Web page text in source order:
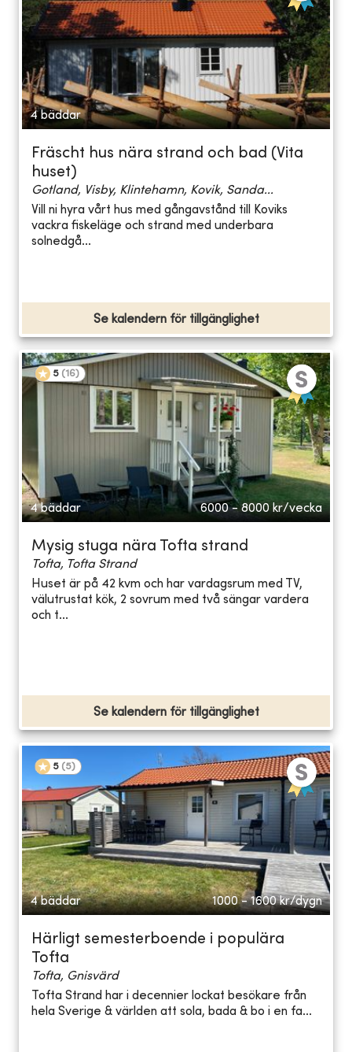
4 bäddar
Fräscht hus nära strand och bad (Vita
huset)
Gotland, Visby, Klintehamn, Kovik, Sanda...
Vill ni hyra vårt hus med gångavstånd till Koviks
vackra fiskeläge och strand med underbara
solnedgå...
Se kalendern för tillgänglighet
5 (16)
4 bäddar 6000 - 8000 kr/vecka
Mysig stuga nära Tofta strand
Tofta, Tofta Strand
Huset är på 42 kvm och har vardagsrum med TV,
välutrustat kök, 2 sovrum med två sängar vardera
och t...
Se kalendern för tillgänglighet
5 (5)
4 bäddar 1000 - 1600 kr/dygn
Härligt semesterboende i populära
Tofta
Tofta, Gnisvärd
Tofta Strand har i decennier lockat besökare från
hela Sverige & världen att sola, bada & bo i en fa...